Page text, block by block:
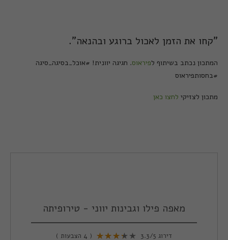
"קחו את הזמן לאכול ברוגע ובהנאה".
המתכון נכתב בשיתוף לפיראוס. חגיגה יוונית! #אוכל_בסיגה_סיגה
#בחסותפיראוס
מתכון לצזיקי לחצו כאן
מאפה פילו וגבינות יווני - טירופיתה
דירוג 3.3/5
(
4 הצבעות )